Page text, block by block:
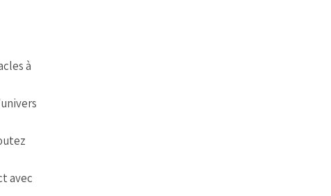
à
avec